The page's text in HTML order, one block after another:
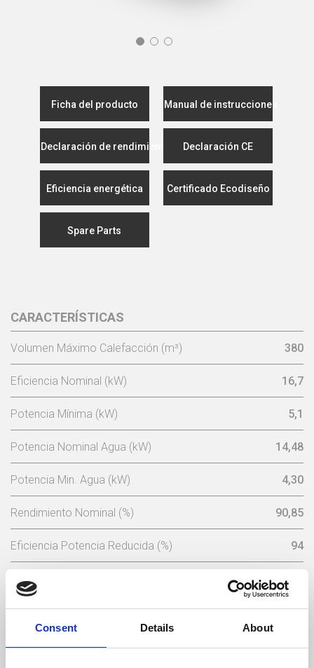
Consent Details About
Ficha del producto Manual de instrucciones
Declaración de rendimiento Declaración CE
Eficiencia energética Certificado Ecodiseño
Spare Parts
CARACTERÍSTICAS
Volumen Máximo Calefacción (m³) 380
Eficiencia Nominal (kW) 16,7
Potencia Mínima (kW) 5,1
Potencia Nominal Agua (kW) 14,48
Potencia Min. Agua (kW) 4,30
Rendimiento Nominal (%) 90,85
Eficiencia Potencia Reducida (%) 94
Consumo Min Pellets (kg/h) 3,86
Consumo Mínimo Pellet (kg/h) 1,1
Capacidad Tolva De Pellets (Kg) 30